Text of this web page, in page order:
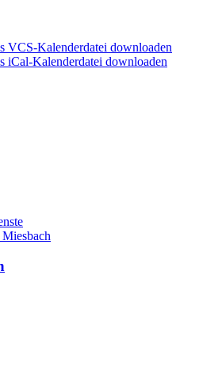
VCS-Kalenderdatei downloaden
iCal-Kalenderdatei downloaden